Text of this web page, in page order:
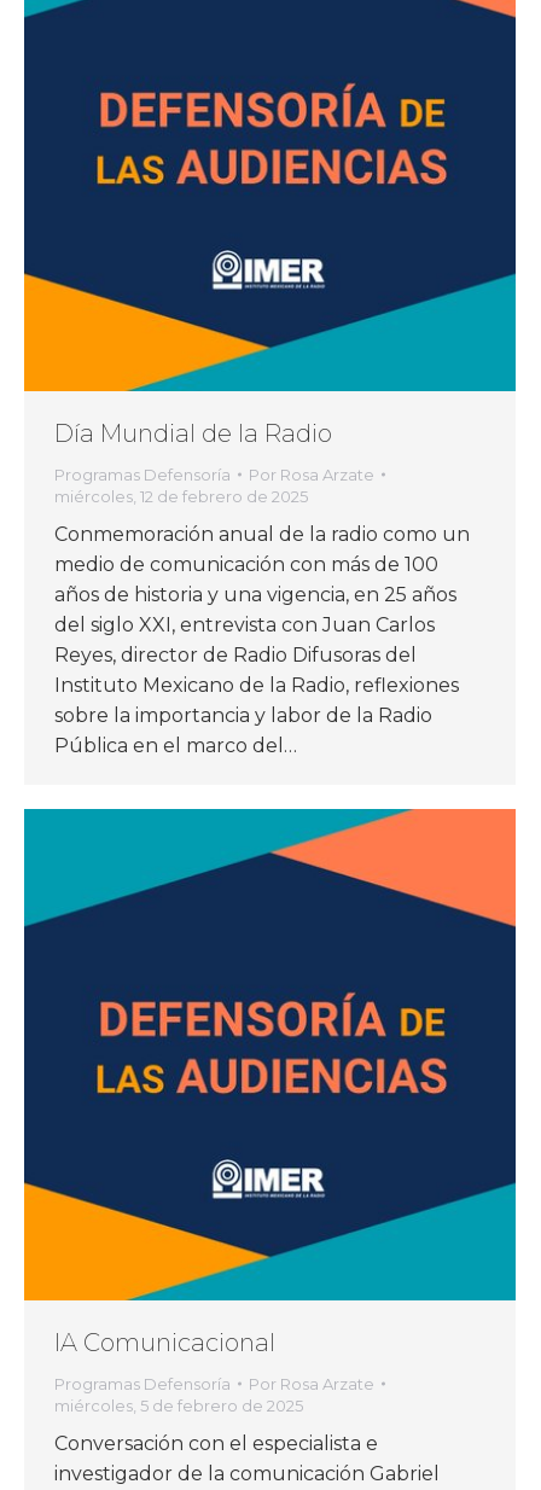
Día Mundial de la Radio
Programas Defensoría Por Rosa Arzate
miércoles, 12 de febrero de 2025
Conmemoración anual de la radio como un
medio de comunicación con más de 100
años de historia y una vigencia, en 25 años
del siglo XXI, entrevista con Juan Carlos
Reyes, director de Radio Difusoras del
Instituto Mexicano de la Radio, reflexiones
sobre la importancia y labor de la Radio
Pública en el marco del…
IA Comunicacional
Programas Defensoría Por Rosa Arzate
miércoles, 5 de febrero de 2025
Conversación con el especialista e
investigador de la comunicación Gabriel